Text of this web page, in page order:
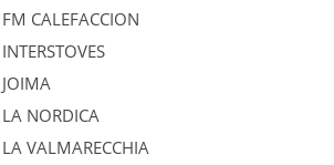
FM CALEFACCION
INTERSTOVES
JOIMA
LA NORDICA
LA VALMARECCHIA